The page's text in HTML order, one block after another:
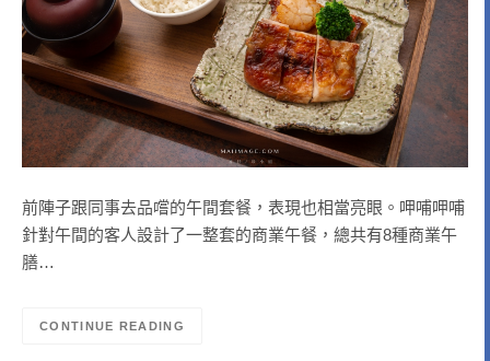
前陣子跟同事去品嚐的午間套餐，表現也相當亮眼。呷哺呷哺
針對午間的客人設計了一整套的商業午餐，總共有8種商業午
膳…
CONTINUE READING